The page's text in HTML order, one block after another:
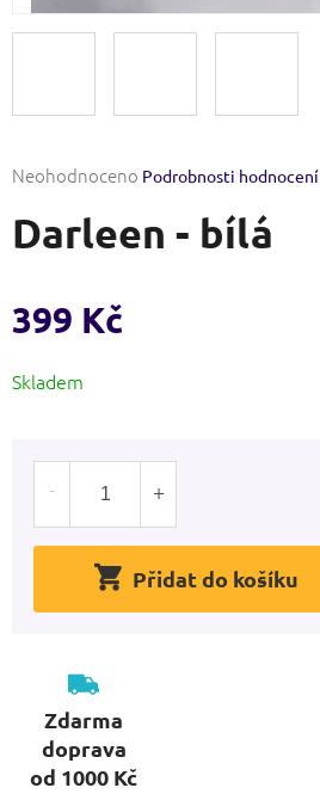
Průměrné
produktu
je
5
hvězdiček.
Neohodnoceno Podrobnosti hodnocení
Darleen - bílá
399 Kč
cena:
Skladem
Přidat do košíku
Zdarma
doprava
od 1000 Kč